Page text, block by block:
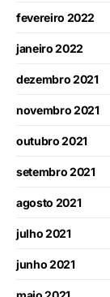
fevereiro 2022
janeiro 2022
dezembro 2021
novembro 2021
outubro 2021
setembro 2021
agosto 2021
julho 2021
junho 2021